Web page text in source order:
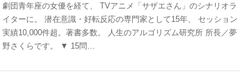
劇団青年座の女優を経て、 TVアニメ「サザエさん」のシナリオラ
イターに。 潜在意識・好転反応の専門家として15年、 セッション
実績10,000件超。著書多数。 人生のアルゴリズム研究所 所長／夢
野さくらです。 ▼ 15問…